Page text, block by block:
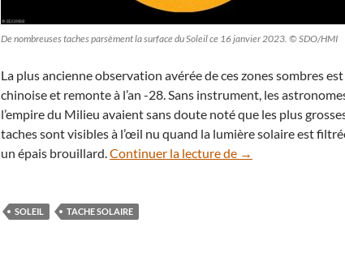
De nombreuses taches parsèment la surface du Soleil ce 16 janvier 2023. © SDO/HMI
La plus ancienne observation avérée de ces zones sombres est
chinoise et remonte à l’an -28. Sans instrument, les
l’empire du Milieu avaient sans doute noté que les plus
taches sont visibles à l’œil nu quand la lumière solaire est
un épais brouillard.Continuer la lecture de L’activité solaire
→
SOLEIL TACHE SOLAIRE